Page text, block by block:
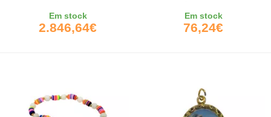
Em stock
2.846,64€
Em stock
76,24€